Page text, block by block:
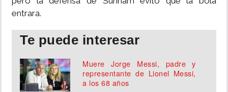
entrara.
Te puede interesar
Muere Jorge Messi, padre y
representante de Lionel Messi,
a los 68 años